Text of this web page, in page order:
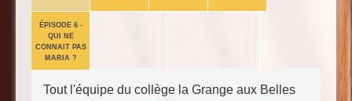
ÉPISODE 6 -
QUI NE
CONNAIT PAS
MARIA ?
Tout l'équipe du collège la Grange aux Belles